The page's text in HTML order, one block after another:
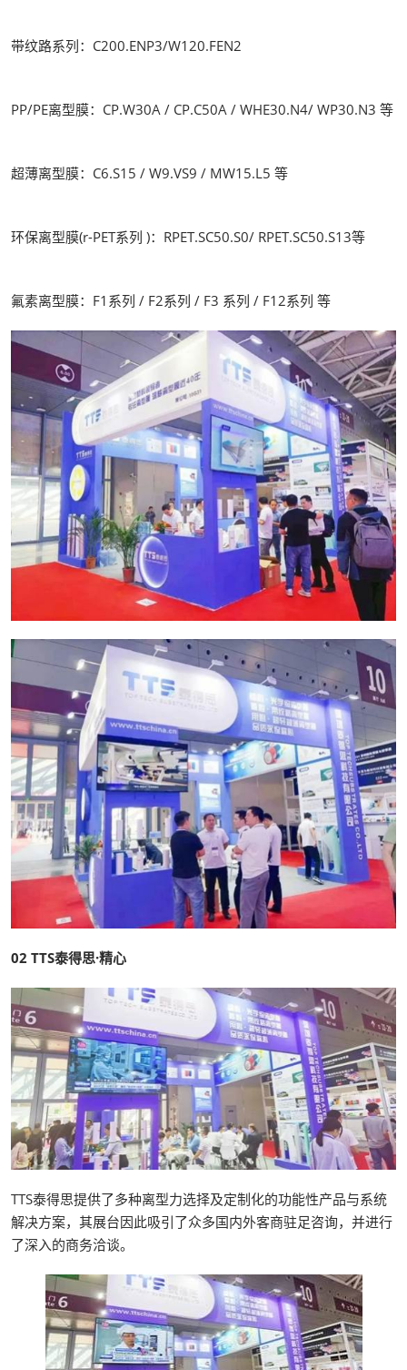
带纹路系列：C200.ENP3/W120.FEN2
PP/PE离型膜：CP.W30A / CP.C50A / WHE30.N4/ WP30.N3 等
超薄离型膜：C6.S15 / W9.VS9 / MW15.L5 等
环保离型膜(r-PET系列 )：RPET.SC50.S0/ RPET.SC50.S13等
氟素离型膜：F1系列 / F2系列 / F3 系列 / F12系列 等
02 TTS泰得思·精心
TTS泰得思提供了多种离型力选择及定制化的功能性产品与系统
解决方案，其展台因此吸引了众多国内外客商驻足咨询，并进行
了深入的商务洽谈。